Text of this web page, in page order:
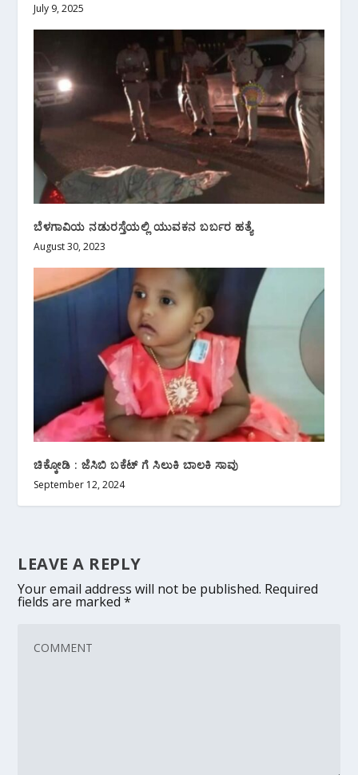
July 9, 2025
ಬೆಳಗಾವಿಯ ನಡುರಸ್ತೆಯಲ್ಲಿ ಯುವಕನ ಬರ್ಬರ ಹತ್ಯೆ
August 30, 2023
ಚಿಕ್ಕೋಡಿ : ಜೆಸಿಬಿ ಬಕೆಟ್ ಗೆ ಸಿಲುಕಿ ಬಾಲಕಿ ಸಾವು
September 12, 2024
LEAVE A REPLY
Your email address will not be published. Required
fields are marked*